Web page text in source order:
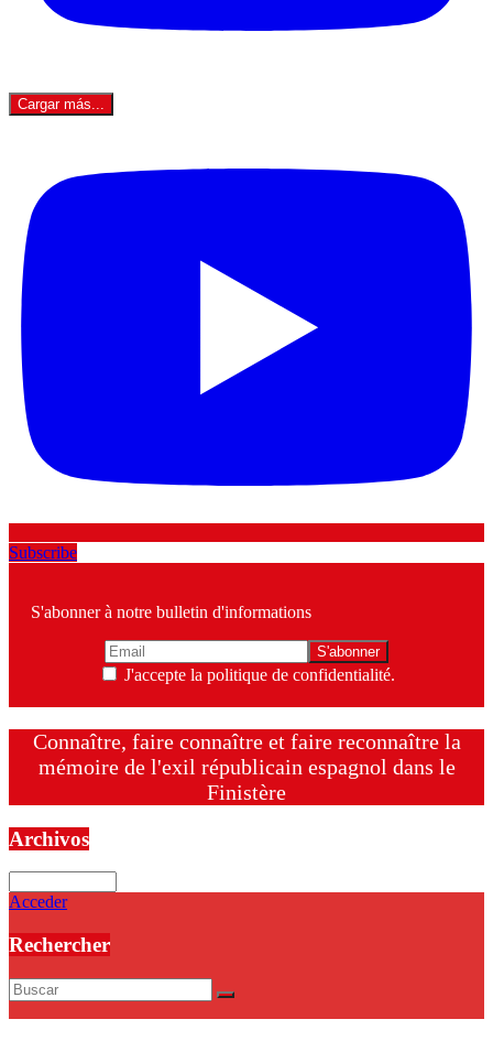
Cargar más...
Subscribe
S'abonner à notre bulletin d'informations
J'accepte la politique de confidentialité.
Connaître, faire connaître et faire reconnaître la
mémoire de l'exil républicain espagnol dans le
Finistère
Archivos
Acceder
Rechercher